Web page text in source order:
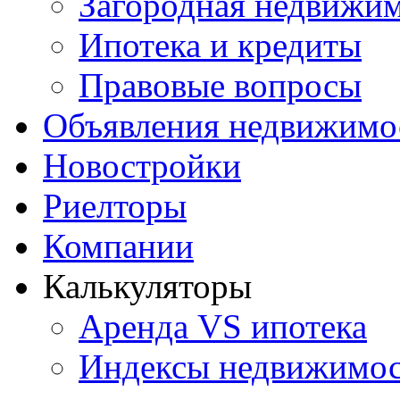
Ипотека и кредиты
Правовые вопросы
Объявления
Новостройки
Риелторы
Компании
Калькуляторы
Аренда VS ипотека
Индексы